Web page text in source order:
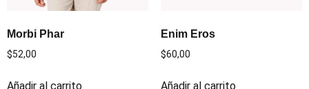
Morbi Phar
$52,00
Añadir al carrito
Enim Eros
$60,00
Añadir al carrito